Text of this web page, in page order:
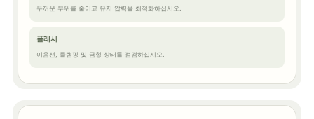
두꺼운 부위를 줄이고 유지 압력을 최적화하십시오.
플래시
이음선, 클램핑 및 금형 상태를 점검하십시오.